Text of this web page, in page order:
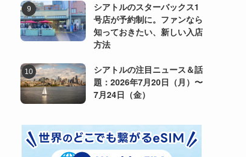
シアトルのスターバックス1
号店が予約制に。ファンなら
知っておきたい、新しい入店
方法
シアトルの注目ニュース＆話
題：2026年7月20日（月）〜
7月24日（金）